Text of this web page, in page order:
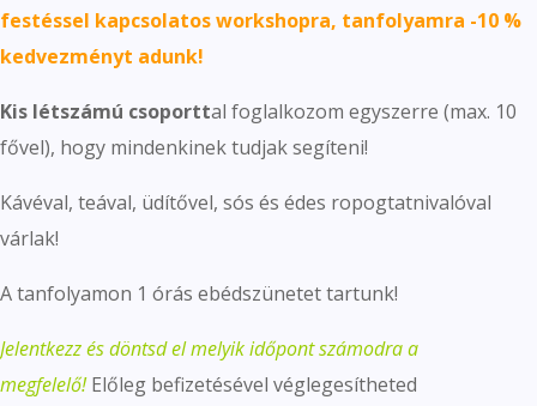
festéssel kapcsolatos workshopra, tanfolyamra -10 %
kedvezményt adunk!
Kis létszámú csoporttal foglalkozom egyszerre (max. 10
fővel), hogy mindenkinek tudjak segíteni!
Kávéval, teával, üdítővel, sós és édes ropogtatnivalóval
várlak!
A tanfolyamon 1 órás ebédszünetet tartunk!
Jelentkezz és döntsd el melyik időpont számodra a
megfelelő!Előleg befizetésével véglegesítheted